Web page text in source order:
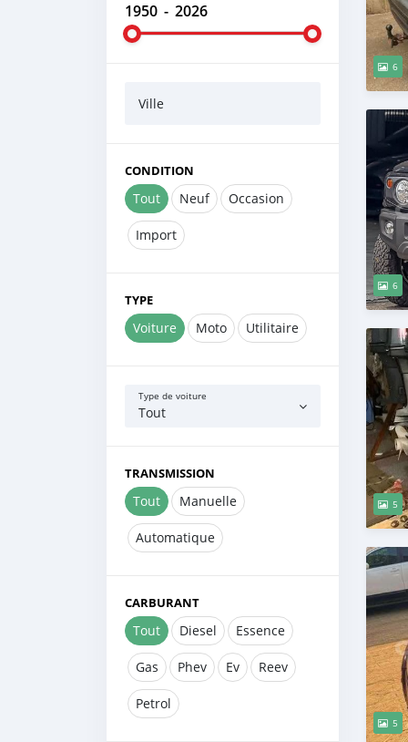
1950 - 2026
Ville
CONDITION
Tout Neuf Occasion
Import
TYPE
Voiture Moto Utilitaire
Type de voiture
Tout
TRANSMISSION
Tout Manuelle
Automatique
CARBURANT
Tout Diesel Essence
Gas Phev Ev Reev
Petrol
6
6
5
5